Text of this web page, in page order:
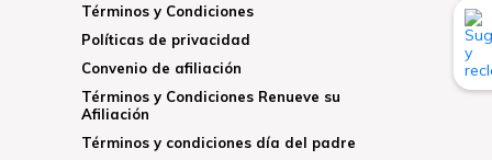
Términos y Condiciones
Políticas de privacidad
Convenio de afiliación
Términos y Condiciones Renueve su
Afiliación
Términos y condiciones día del padre